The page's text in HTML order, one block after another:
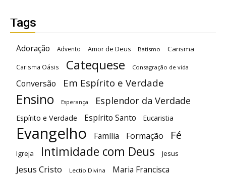
Tags
Adoração Advento Amor de Deus Batismo Carisma
Carisma Oásis Catequese Consagração de vida
Conversão Em Espírito e Verdade
Ensino Esperança Esplendor da Verdade
Espírito e Verdade Espírito Santo Eucaristia
Evangelho Família Formação Fé
Igreja Intimidade com Deus Jesus
Jesus Cristo Lectio Divina Maria Francisca